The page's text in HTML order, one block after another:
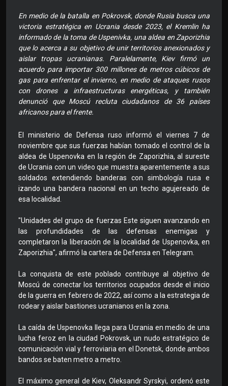
En medio de la batalla en Pokrovsk, donde Rusia busca una
victoria estratégica en Ucrania desde 2023, el Kremlin ha
informado de la toma de Uspenivka, una aldea en Zaporizhia
que lo acerca a su objetivo de unir territorios anexionados y
aislar tropas ucranianas. Paralelamente, Kiev firmó un
acuerdo para importar 300 millones de metros cúbicos de
gas para enfrentar el invierno, en medio de ataques rusos
con drones a infraestructuras energéticas, y también
denunció que Moscú recluta ciudadanos de 36 países
africanos para el frente.
El ministerio de Defensa ruso informó el viernes 7 de
noviembre que sus fuerzas habían tomado el control de la
aldea de Uspenovka en la región de Zaporizhia, al sureste
de Ucrania con un video que muestra aparentemente a sus
soldados extendiendo banderas con simbología rusa e
izando una bandera nacional en un techo agujereado de
esa localidad.
"Unidades del grupo de fuerzas Este siguen avanzando en
las profundidades de las defensas enemigas y
completaron la liberación de la localidad de Uspenovka, en
Zaporizhia", afirmó la cartera de Defensa en Telegram.
La conquista de este poblado contribuye al objetivo de
Moscú de conectar los territorios ocupados desde el inicio
de la guerra en febrero de 2022, así como a la estrategia de
rodear y aislar bastiones ucranianos en la zona.
La caída de Uspenovka llega para Ucrania en medio de una
lucha feroz en la ciudad Pokrovsk, un nudo estratégico de
comunicación vial y ferroviaria en el Donetsk, donde ambos
bandos se baten metro a metro.
El máximo general de Kiev, Oleksandr Syrskyi, ordenó este